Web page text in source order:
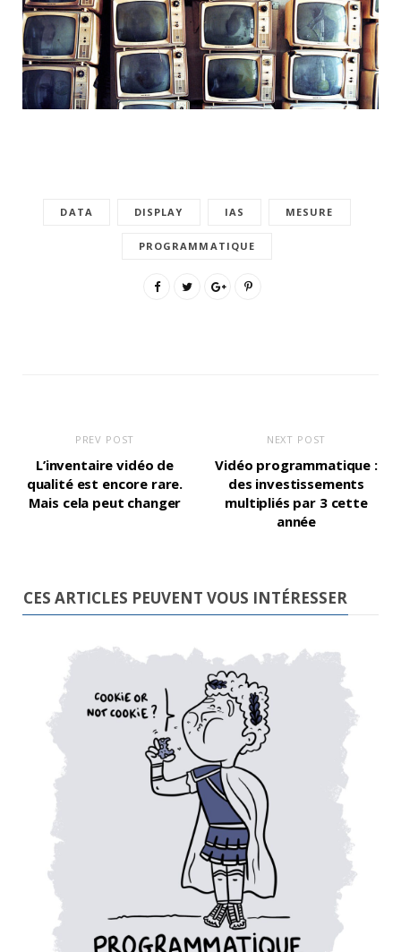
DATA DISPLAY IAS MESURE
PROGRAMMATIQUE
PREV POST
L’inventaire vidéo de
qualité est encore rare.
Mais cela peut changer
NEXT POST
Vidéo programmatique :
des investissements
multipliés par 3 cette
année
CES ARTICLES PEUVENT VOUS INTÉRESSER